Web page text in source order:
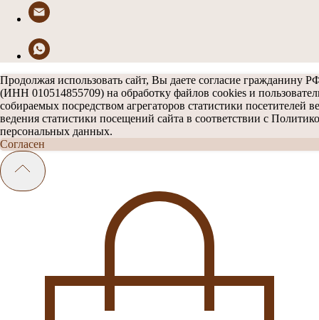
Продолжая использовать сайт, Вы даете согласие
(ИНН 010514855709) на обработку файлов cookies и
собираемых посредством агрегаторов статистики посетителей
ведения статистики посещений сайта в соответствии с
персональных данных.
Согласен